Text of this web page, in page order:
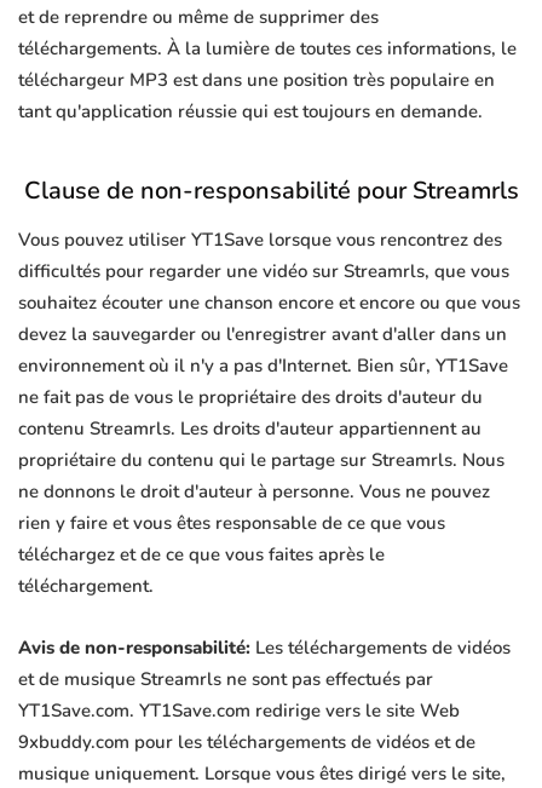
et de reprendre ou même de supprimer des
téléchargements. À la lumière de toutes ces informations, le
téléchargeur MP3 est dans une position très populaire en
tant qu'application réussie qui est toujours en demande.
Clause de non-responsabilité pour Streamrls
Vous pouvez utiliser YT1Save lorsque vous rencontrez des
difficultés pour regarder une vidéo sur Streamrls, que vous
souhaitez écouter une chanson encore et encore ou que vous
devez la sauvegarder ou l'enregistrer avant d'aller dans un
environnement où il n'y a pas d'Internet. Bien sûr, YT1Save
ne fait pas de vous le propriétaire des droits d'auteur du
contenu Streamrls. Les droits d'auteur appartiennent au
propriétaire du contenu qui le partage sur Streamrls. Nous
ne donnons le droit d'auteur à personne. Vous ne pouvez
rien y faire et vous êtes responsable de ce que vous
téléchargez et de ce que vous faites après le
téléchargement.
Avis de non-responsabilité: Les téléchargements de vidéos
et de musique Streamrls ne sont pas effectués par
YT1Save.com. YT1Save.com redirige vers le site Web
9xbuddy.com pour les téléchargements de vidéos et de
musique uniquement. Lorsque vous êtes dirigé vers le site,